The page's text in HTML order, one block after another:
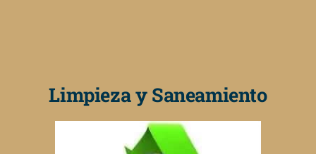
Limpieza y Saneamiento